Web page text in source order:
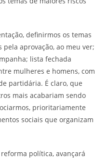
definirmos os temas
aprovação, ao meu ver;
lista fechada
mulheres e homens, com
partidária. É claro, que
mais acabariam sendo
prioritariamente
sociais que organizam
política, avançará